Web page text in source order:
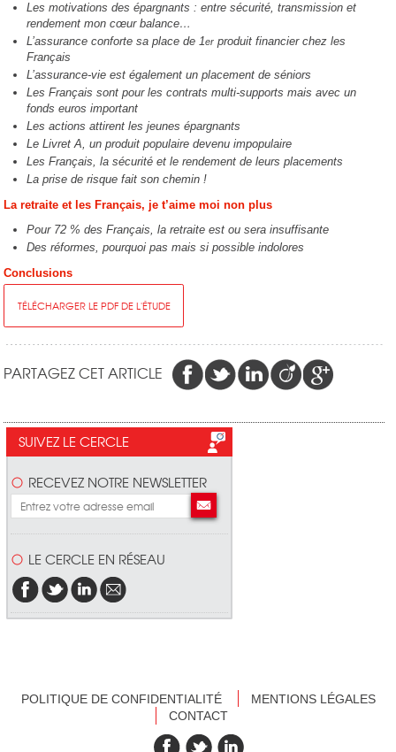
Les motivations des épargnants : entre sécurité, transmission et
rendement mon cœur balance…
L’assurance conforte sa place de 1er produit financier chez les
Français
L’assurance-vie est également un placement de séniors
Les Français sont pour les contrats multi-supports mais avec un
fonds euros important
Les actions attirent les jeunes épargnants
Le Livret A, un produit populaire devenu impopulaire
Les Français, la sécurité et le rendement de leurs placements
La prise de risque fait son chemin !
La retraite et les Français, je t’aime moi non plus
Pour 72 % des Français, la retraite est ou sera insuffisante
Des réformes, pourquoi pas mais si possible indolores
Conclusions
TÉLÉCHARGER LE PDF DE L'ÉTUDE
PARTAGEZ CET ARTICLE
SUIVEZ LE CERCLE
RECEVEZ NOTRE NEWSLETTER
LE CERCLE EN RÉSEAU
POLITIQUE DE CONFIDENTIALITÉ
MENTIONS LÉGALES
CONTACT